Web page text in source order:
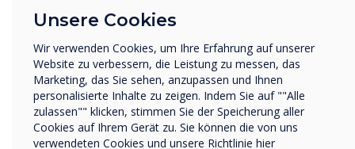
Nutzen Sie das Potenzial dynamischen Unterrichts mit
Umfragen und Zufallsgeneratoren.
Jetzt testen Mehr erfahren
Unsere Cookies
Wir verwenden Cookies, um Ihre Erfahrung auf unserer
Website zu verbessern, die Leistung zu messen, das
Marketing, das Sie sehen, anzupassen und Ihnen
personalisierte Inhalte zu zeigen. Indem Sie auf ""Alle
zulassen"" klicken, stimmen Sie der Speicherung aller
Cookies auf Ihrem Gerät zu. Sie können die von uns
verwendeten Cookies und unsere Richtlinie hier
Sonstiges
Name Unternehmen/Einrichtung
Wir möchten Sie gerne per E-Mail, Telefon oder Post
bezüglich unserer Produkte und Dienstleistungen
kontaktieren.